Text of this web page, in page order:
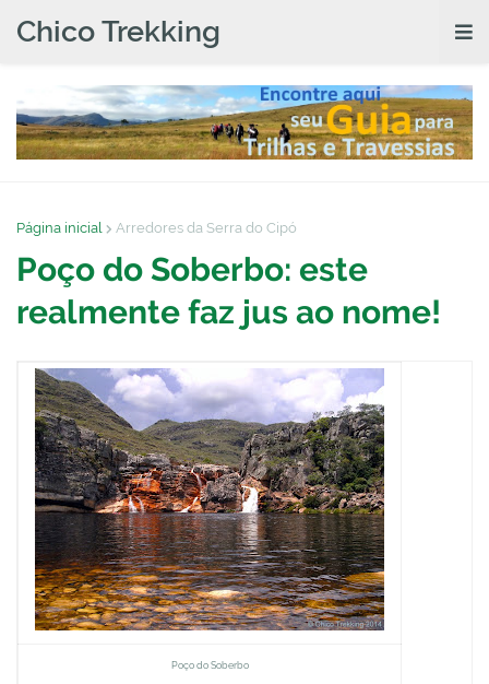
Chico Trekking
Página inicial Arredores da Serra do Cipó
Poço do Soberbo: este
realmente faz jus ao nome!
Poço do Soberbo